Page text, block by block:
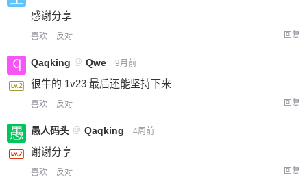
感谢分享
喜欢 反对 回复
Qaqking @ Qwe 9月前
很牛的 1v23 最后还能坚持下来
喜欢 反对 回复
愚人码头 @ Qaqking 4周前
谢谢分享
喜欢 反对 回复